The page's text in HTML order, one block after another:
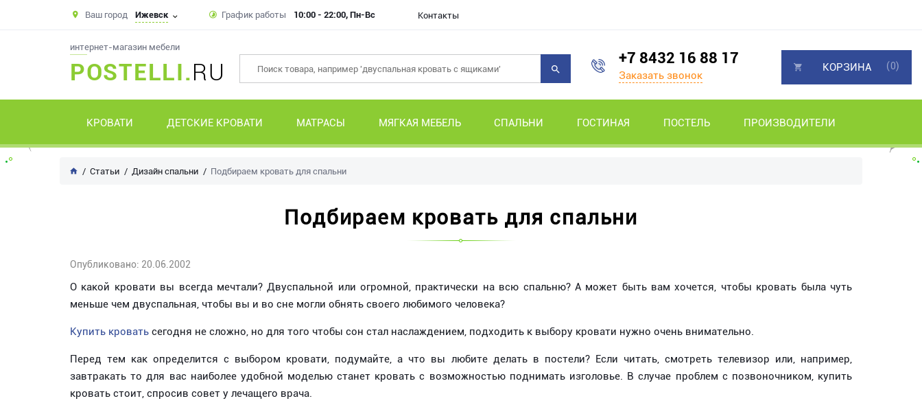
Ваш город Ижевск График работы 10:00 - 22:00, Пн-Вс Контакты
интернет-магазин мебели
POSTELLI.RU
+7 8432 16 88 17
Заказать звонок
КРОВАТИ ДЕТСКИЕ КРОВАТИ МАТРАСЫ МЯГКАЯ МЕБЕЛЬ СПАЛЬНИ ГОСТИНАЯ ПОСТЕЛЬ ПРОИЗВОДИТЕЛИ
КОРЗИНА (0)
Статьи Дизайн спальни Подбираем кровать для спальни
Подбираем кровать для спальни
Опубликовано: 20.06.2002
О какой кровати вы всегда мечтали? Двуспальной или огромной, практически на всю спальню? А может быть вам хочется, чтобы кровать была чуть
меньше чем двуспальная, чтобы вы и во сне могли обнять своего любимого человека?
Купить кровать сегодня не сложно, но для того чтобы сон стал наслаждением, подходить к выбору кровати нужно очень внимательно.
Перед тем как определится с выбором кровати, подумайте, а что вы любите делать в постели? Если читать, смотреть телевизор или, например,
завтракать то для вас наиболее удобной моделью станет кровать с возможностью поднимать изголовье. В случае проблем с позвоночником, купить
кровать стоит, спросив совет у лечащего врача.